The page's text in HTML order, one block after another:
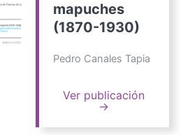
mapuches
(1870-1930)
Pedro Canales Tapia
Ver publicación
→